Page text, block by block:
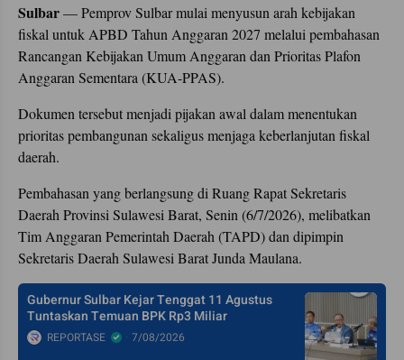
Sulbar— Pemprov Sulbar mulai menyusun arah kebijakan
fiskal untuk APBD Tahun Anggaran 2027 melalui pembahasan
Rancangan Kebijakan Umum Anggaran dan Prioritas Plafon
Anggaran Sementara (KUA-PPAS).
Dokumen tersebut menjadi pijakan awal dalam menentukan
prioritas pembangunan sekaligus menjaga keberlanjutan fiskal
daerah.
Pembahasan yang berlangsung di Ruang Rapat Sekretaris
Daerah Provinsi Sulawesi Barat, Senin (6/7/2026), melibatkan
Tim Anggaran Pemerintah Daerah (TAPD) dan dipimpin
Sekretaris Daerah Sulawesi Barat Junda Maulana.
Gubernur Sulbar Kejar Tenggat 11 Agustus
Tuntaskan Temuan BPK Rp3 Miliar
REPORTASE 7/08/2026